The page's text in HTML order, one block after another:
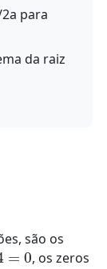
para
da raiz
são os
0
, os zeros